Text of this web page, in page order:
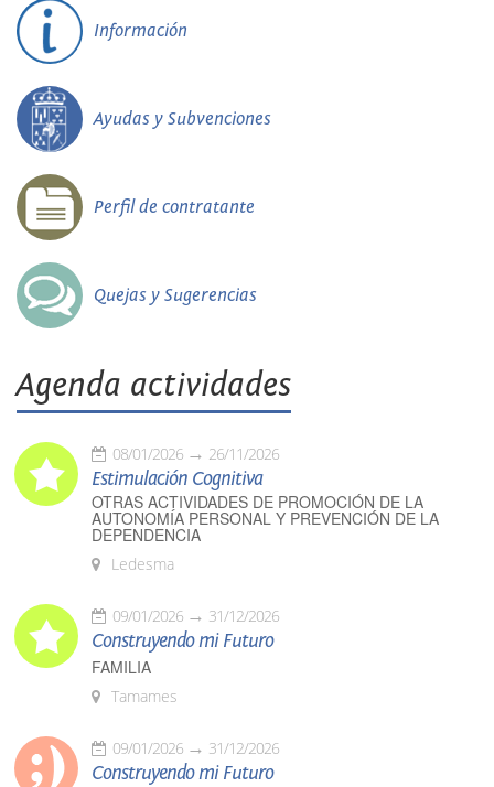
Información
Ayudas y Subvenciones
Perfil de contratante
Quejas y Sugerencias
Agenda actividades
08/01/2026 26/11/2026
Estimulación Cognitiva
OTRAS ACTIVIDADES DE PROMOCIÓN DE LA
AUTONOMÍA PERSONAL Y PREVENCIÓN DE LA
DEPENDENCIA
Ledesma
09/01/2026 31/12/2026
Construyendo mi Futuro
FAMILIA
Tamames
09/01/2026 31/12/2026
Construyendo mi Futuro